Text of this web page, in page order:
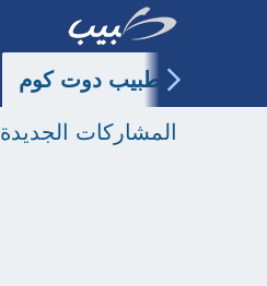
طبيب دوت كوم
المشاركات الجديدة